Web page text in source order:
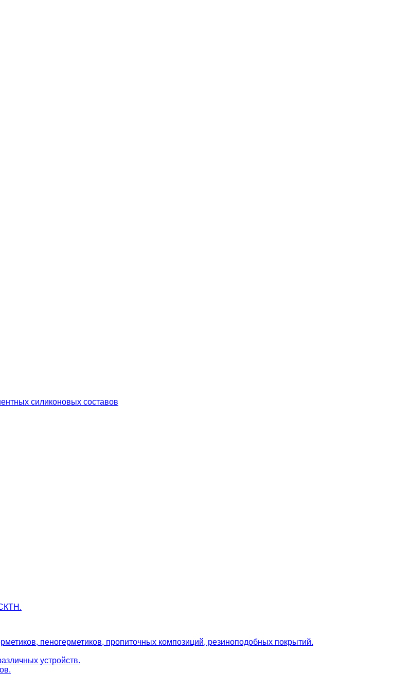
силиконовых составов
пеногерметиков, пропиточных композиций, резиноподобных покрытий.
устройств.